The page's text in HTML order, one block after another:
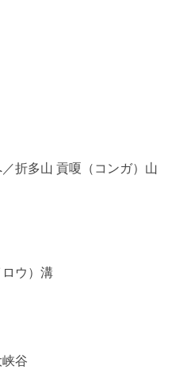
折多山 貢嗄（コンガ）山
ウ）溝
谷